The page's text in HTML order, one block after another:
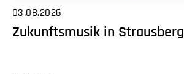
03.08.2026
Zukunftsmusik in Strausberg